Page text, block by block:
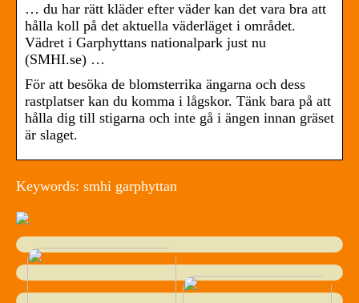
… du har rätt kläder efter väder kan det vara bra att
hålla koll på det aktuella väderläget i området.
Vädret i Garphyttans nationalpark just nu
(SMHI.se) …
För att besöka de blomsterrika ängarna och dess
rastplatser kan du komma i lågskor. Tänk bara på att
hålla dig till stigarna och inte gå i ängen innan gräset
är slaget.
Keywords: smhi garphyttan